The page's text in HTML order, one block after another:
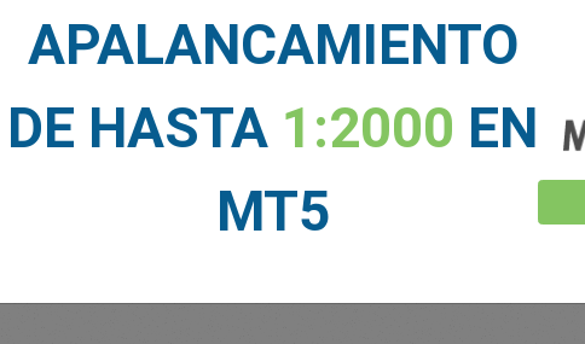
Ver más >
APALANCAMIENTO
DE HASTA 1:2000 EN
MT5